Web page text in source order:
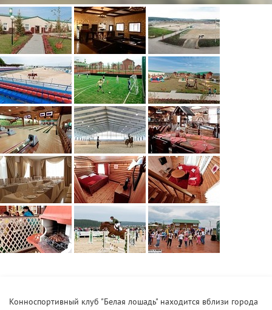
Конноспортивный клуб "Белая лошадь" находится вблизи города